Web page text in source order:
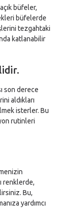
büfeler,
büfelerde
tezgahtaki
katlanabilir
son derece
aldıkları
isterler. Bu
rutinleri
renklerde,
Bu,
yardımcı